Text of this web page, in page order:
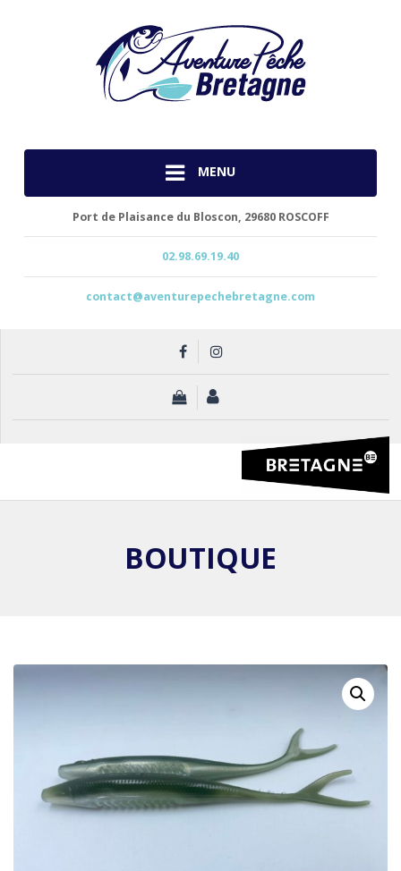
MENU
Port de Plaisance du Bloscon, 29680 ROSCOFF
02.98.69.19.40
contact@aventurepechebretagne.com
BOUTIQUE